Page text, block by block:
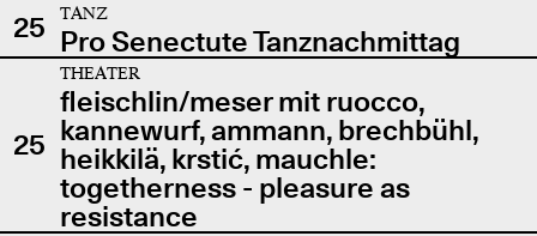
25
TANZ
Pro Senectute Tanznachmittag
25
THEATER
fleischlin/meser mit ruocco,
kannewurf, ammann, brechbühl,
heikkilä, krstić, mauchle:
togetherness - pleasure as
resistance